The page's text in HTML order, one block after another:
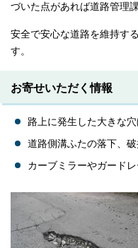
づいた点があれば道路管理
安全で安心な道路を維持す
す。
お寄せいただく情報
路上に発生した大きな
道路側溝ふたの落下、破
カーブミラーやガード